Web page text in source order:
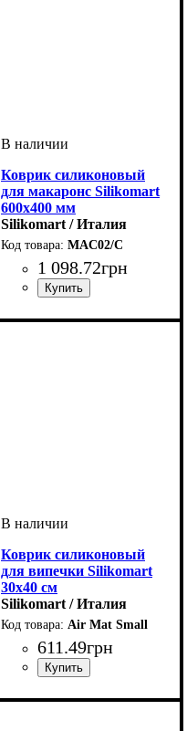
Коврик силиконовый
для макаронс Silikomart
600х400 мм
Silikomart / Италия
MAC02/C
1 098.72грн
Коврик силиконовый
для випечки Silikomart
30х40 см
Silikomart / Италия
Air Mat Small
611.49грн